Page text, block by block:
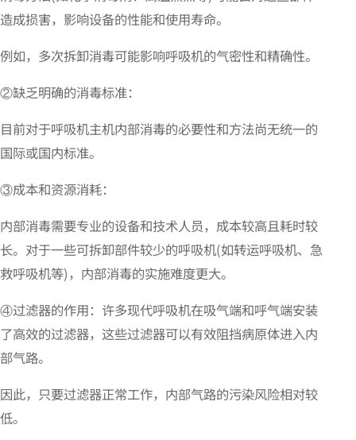
造成损害，影响设备的性能和使用寿命。
例如，多次拆卸消毒可能影响呼吸机的气密性和精确性。
②缺乏明确的消毒标准：
目前对于呼吸机主机内部消毒的必要性和方法尚无统一的
国际或国内标准。
③成本和资源消耗：
内部消毒需要专业的设备和技术人员，成本较高且耗时较
长。对于一些可拆卸部件较少的呼吸机(如转运呼吸机、急
救呼吸机等)，内部消毒的实施难度更大。
④过滤器的作用：许多现代呼吸机在吸气端和呼气端安装
了高效的过滤器，这些过滤器可以有效阻挡病原体进入内
部气路。
因此，只要过滤器正常工作，内部气路的污染风险相对较
低。